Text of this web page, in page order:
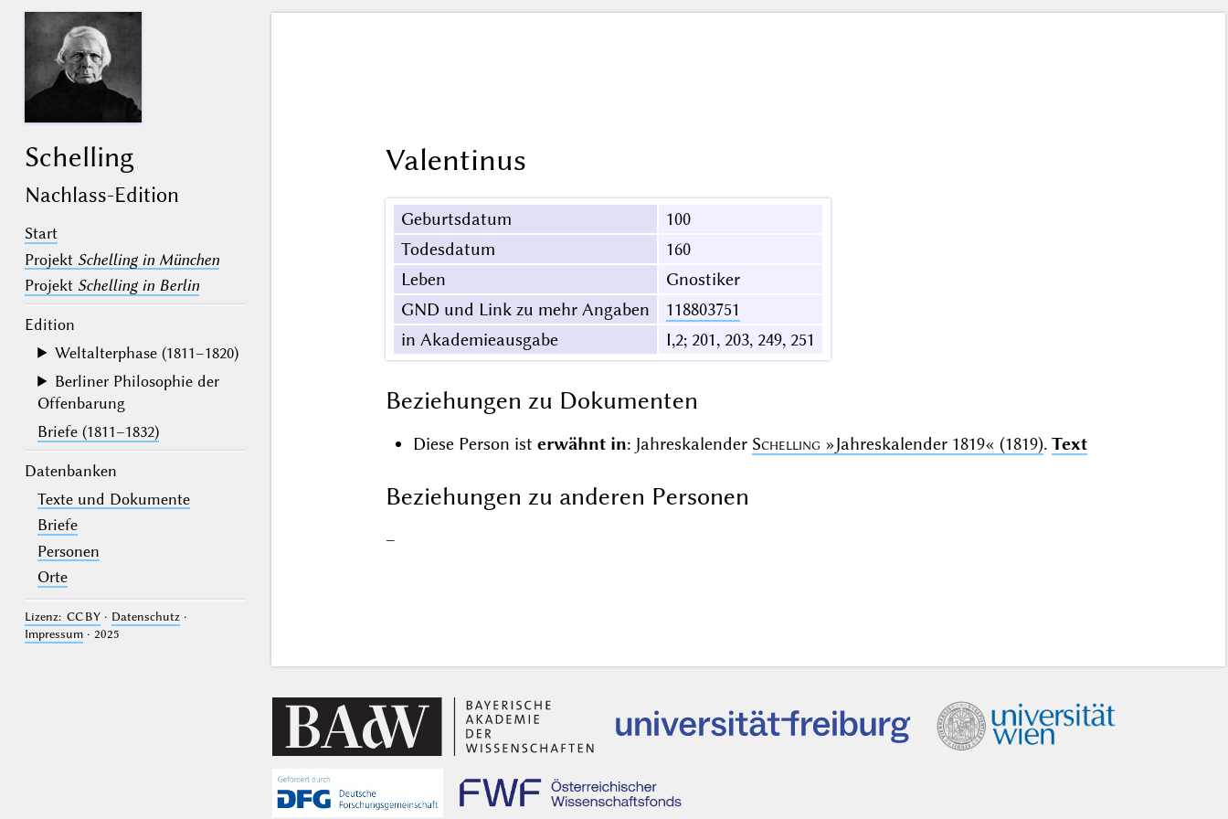
Schelling
Nachlass-Edition
Start
Projekt Schelling in München
Projekt Schelling in Berlin
Edition
Weltalterphase (1811–1820)
Berliner Philosophie der
Offenbarung
Briefe (1811–1832)
Datenbanken
Texte und Dokumente
Briefe
Personen
Orte
Lizenz: CC BY· Datenschutz·
Impressum· 2025
Valentinus
Geburtsdatum
100
Todesdatum
160
Leben
Gnostiker
GND und Link zu mehr Angaben
118803751
in Akademieausgabe
I,2; 201, 203, 249, 251
Beziehungen zu Dokumenten
Diese Person ist erwähnt in: Jahreskalender Schelling »Jahreskalender 1819« (1819). Text
Beziehungen zu anderen Personen
–